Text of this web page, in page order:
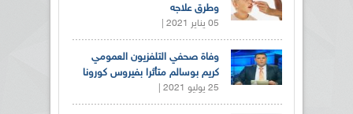
وطرق علاجه
05 يناير 2021 |
وفاة صحفي التلفزيون العمومي
كريم بوسالم متأثرا بفيروس كورونا
25 يوليو 2021 |